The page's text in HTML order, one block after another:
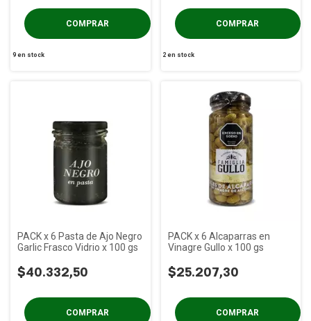
9en stock 2 en stock
PACK x 6 Pasta de Ajo Negro
Garlic Frasco Vidrio x 100 gs
$40.332,50
PACK x 6 Alcaparras en
Vinagre Gullo x 100 gs
$25.207,30